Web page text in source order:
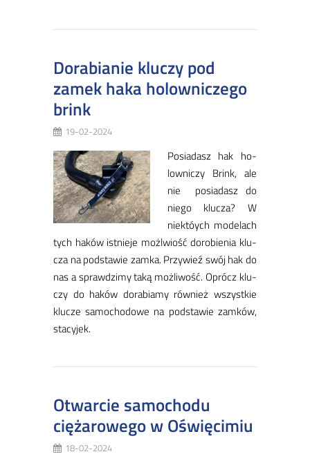
Dorabianie kluczy pod
zamek haka holowniczego
brink
19-02-2024
Po­sia­dasz hak ho­
low­ni­czy Brink, ale
nie po­sia­dasz do
nie­go klu­cza? W
nie­któ­ych mo­de­lach
tych ha­ków ist­nie­je możl­wiość do­ro­bie­nia klu­
cza na pod­sta­wie zam­ka. Przy­wieź swój hak do
nas a spraw­dzi­my ta­ką moż­li­wość. Oprócz klu­
czy do ha­ków do­ra­bia­my rów­nież wszyst­kie
klu­cze sa­mo­cho­do­we na pod­sta­wie zam­ków,
sta­cy­jek.
Otwarcie samochodu
ciężarowego w Oświęcimiu
18-02-2024